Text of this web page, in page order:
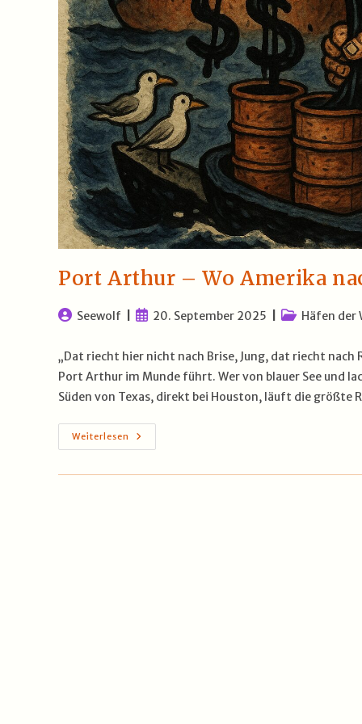
Port Arthur – Wo Amerika
Beitrags-
Seewolf
Beitrag
20. September 2025
Beitrags-
Häfen der
„Dat riecht hier nicht nach Brise, Jung, dat riecht
Port Arthur im Munde führt. Wer von blauer See und
Süden von Texas, direkt bei Houston, läuft die
Weiterlesen Port
Arthur
Wo